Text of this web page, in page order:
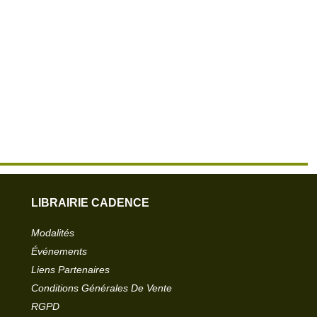
LIBRAIRIE CADENCE
Modalités
Événements
Liens Partenaires
Conditions Générales De Vente
RGPD